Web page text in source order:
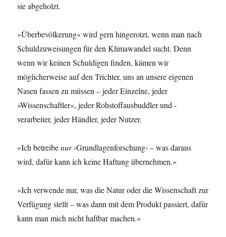
sie abgeholzt.
»Überbevölkerung« wird gern hingerotzt, wenn man nach
Schuldzuweisungen für den Klimawandel sucht. Denn
wenn wir keinen Schuldigen finden, kämen wir
möglicherweise auf den Trichter, uns an unsere eigenen
Nasen fassen zu müssen – jeder Einzelne, jeder
»Wissenschaftler«, jeder Rohstoffausbuddler und -
verarbeiter, jeder Händler, jeder Nutzer.
»Ich betreibenur›Grundlagenforschung‹ – was daraus
wird, dafür kann ich keine Haftung übernehmen.«
»Ich verwende nur, was die Natur oder die Wissenschaft zur
Verfügung stellt – was dann mit dem Produkt passiert, dafür
kann man mich nicht haftbar machen.«